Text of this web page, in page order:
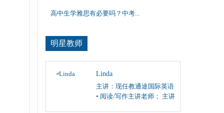
高中生学雅思有必要吗？中考...
明星教师
Linda
主讲：现任教通途国际英语
• 阅读/写作主讲老师； 主讲